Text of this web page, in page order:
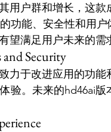
用户群和增长，这
功能、安全性和用
望满足用户未来的
Security
力于改进应用的功
验。未来的hd46ai